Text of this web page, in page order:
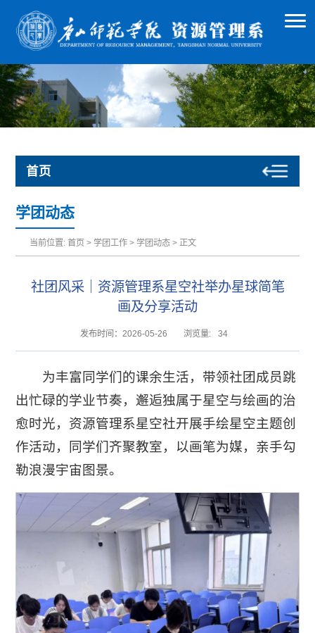
首页
学团动态
当前位置:首页 >学团工作 >学团动态 > 正文
社团风采｜资源管理系星空社举办星球简笔
画及分享活动
发布时间：2026-05-26 浏览量: 34
为丰富同学们的课余生活，带领社团成员跳
出忙碌的学业节奏，邂逅独属于星空与绘画的治
愈时光，资源管理系星空社开展手绘星空主题创
作活动，同学们齐聚教室，以画笔为媒，亲手勾
勒浪漫宇宙图景。